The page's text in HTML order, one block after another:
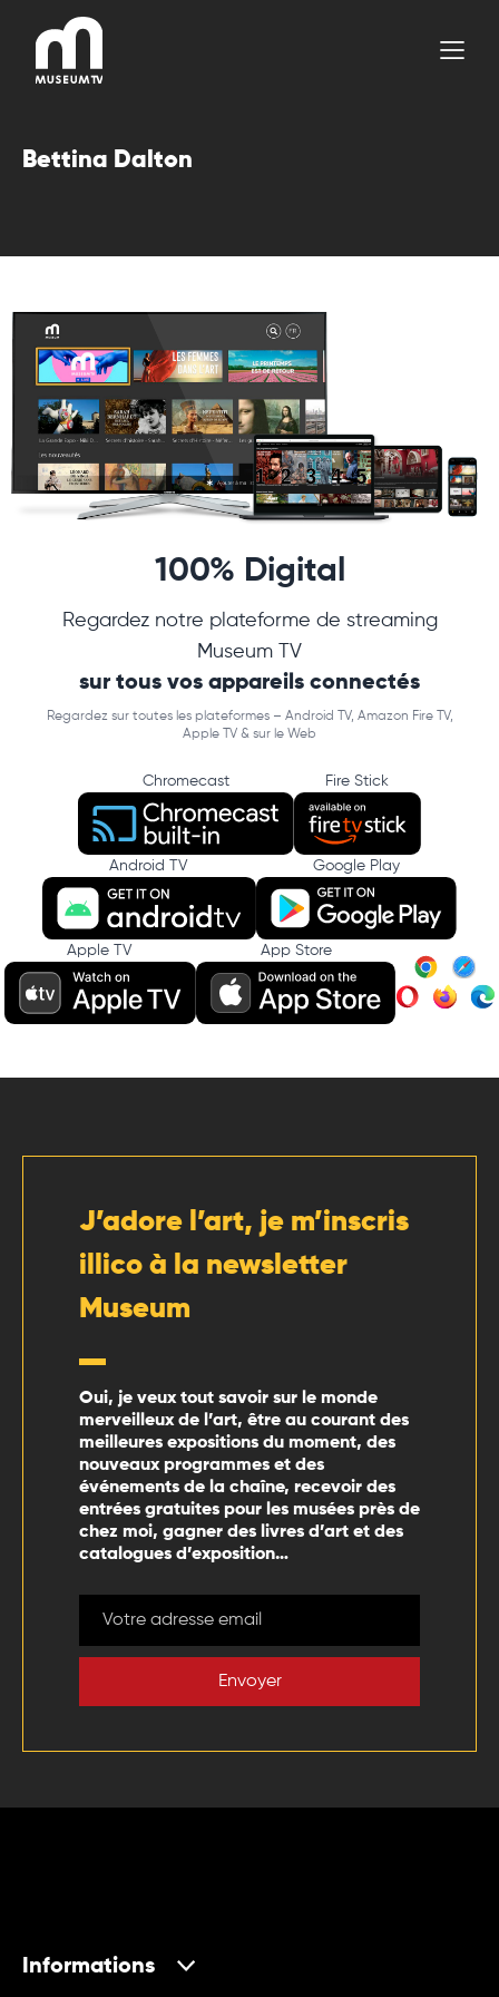
contenu
Bettina Dalton
100% Digital
Regardez notre plateforme de streaming
Museum TV
sur tous vos appareils connectés
Regardez sur toutes les plateformes – Android TV, Amazon Fire TV,
Apple TV & sur le Web
Chromecast Fire Stick
Android TV Google Play
Apple TV App Store
J’adore l’art, je m’inscris
illico à la newsletter
Museum
Oui, je veux tout savoir sur le monde
merveilleux de l’art, être au courant des
meilleures expositions du moment, des
nouveaux programmes et des
événements de la chaîne, recevoir des
entrées gratuites pour les musées près de
chez moi, gagner des livres d’art et des
catalogues d’exposition…
Envoyer
Informations